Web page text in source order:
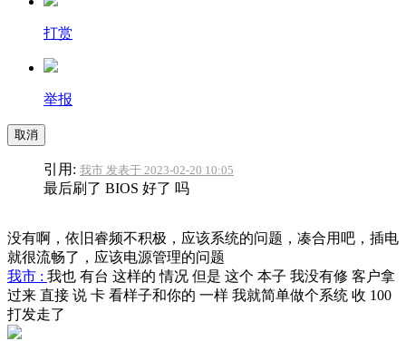
打赏
举报
取消
引用: 我市 发表于 2023-02-20 10:05
最后刷了 BIOS 好了 吗
没有啊，依旧睿频不积极，应该系统的问题，凑合用吧，插电
就很流畅了，应该电源管理的问题
我市 : 我也 有台 这样的 情况 但是 这个 本子 我没有修 客户拿
过来 直接 说 卡 看样子和你的 一样 我就简单做个系统 收 100
打发走了